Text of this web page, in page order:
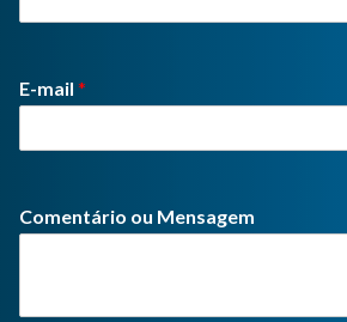
E-mail *
Comentário ou Mensagem